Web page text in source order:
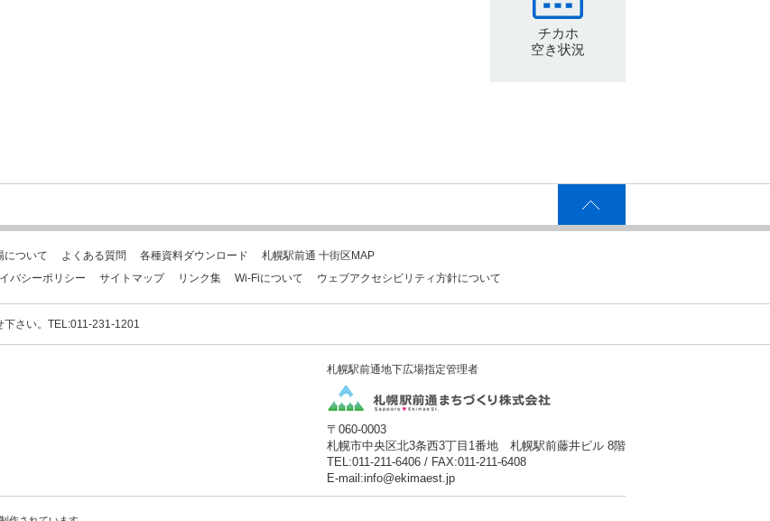
チカホ
空き状況
について よくある質問 各種資料ダウンロード
札幌駅前通 十街区MAP
バシーポリシー サイトマップ リンク集 Wi-Fiについて ウェブアクセシビリティ方針について
下さい。TEL:011-231-1201
札幌駅前通地下広場指定管理者
〒060-0003
札幌市中央区北3条西3丁目1番地 札幌駅前藤井ビル 8階
TEL:011-211-6406 / FAX:011-211-6408
E-mail:info@ekimaest.jp